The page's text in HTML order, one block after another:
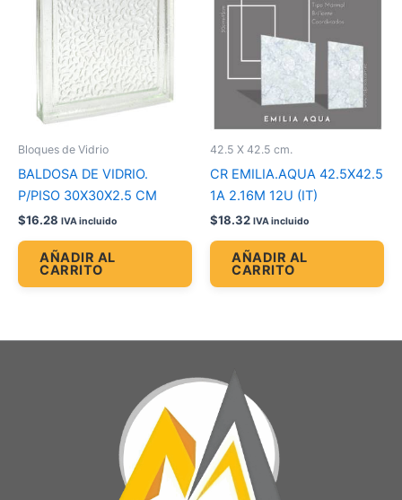
Bloques de Vidrio
BALDOSA DE VIDRIO.
P/PISO 30X30X2.5 CM
$16.28 IVA incluido
AÑADIR AL
CARRITO
42.5 X 42.5 cm.
CR EMILIA.AQUA 42.5X42.5
1A 2.16M 12U (IT)
$18.32 IVA incluido
AÑADIR AL
CARRITO